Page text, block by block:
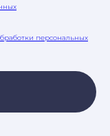
персональных